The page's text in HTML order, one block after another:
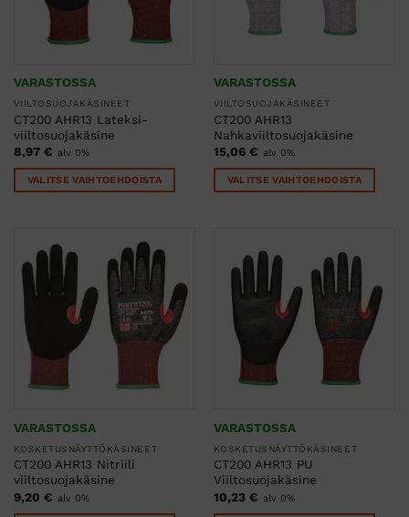
tuotteen
VARASTOSSA
VIILTOSUOJAKÄSINEET
CT200 AHR13 Lateksi-
viiltosuojakäsine
8,97 € alv 0%
VALITSE VAIHTOEHDOISTA
useampi
muunnelma.
Voit
valinnat
tuotteen
VARASTOSSA
VIILTOSUOJAKÄSINEET
CT200 AHR13
Nahkaviiltosuojakäsine
15,06 € alv 0%
VALITSE VAIHTOEHDOISTA
useampi
muunnelma.
tehdä
valinnat
sivulla.
VARASTOSSA
KOSKETUSNÄYTTÖKÄSINEET
CT200 AHR13 Nitriili
viiltosuojakäsine
9,20 € alv 0%
VARASTOSSA
KOSKETUSNÄYTTÖKÄSINEET
CT200 AHR13 PU
Viiltosuojakäsine
10,23 € alv 0%